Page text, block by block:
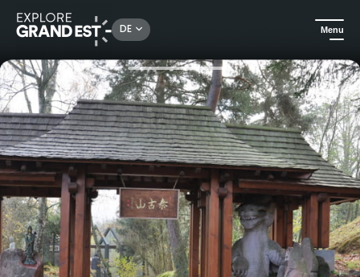
DE Menu
Sehenswertes in der Region Grand Est Buddhistischer Eintauchtag im Zen-Tempel Elsass